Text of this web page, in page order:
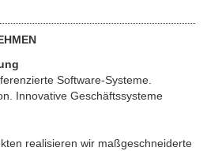
Software-Systeme.
Innovative Geschäftssysteme
realisieren wir maßgeschneiderte